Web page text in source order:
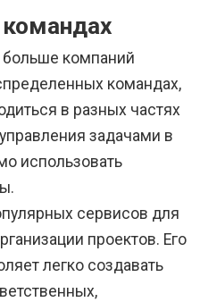
компаний
командах,
в разных частях
задачами в
использовать
сервисов для
проектов. Его
легко создавать